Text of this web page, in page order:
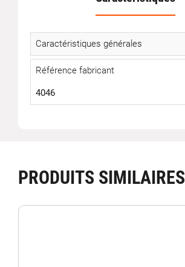
Caractéristiques générales
Référence fabricant
4046
PRODUITS SIMILAIRES